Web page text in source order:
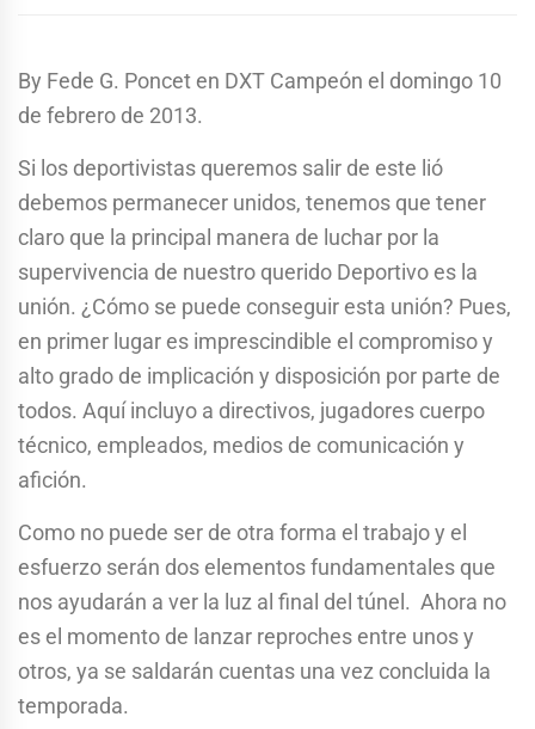
By Fede G. Poncet en DXT Campeón el domingo 10
de febrero de 2013.
Si los deportivistas queremos salir de este lió
debemos permanecer unidos, tenemos que tener
claro que la principal manera de luchar por la
supervivencia de nuestro querido Deportivo es la
unión. ¿Cómo se puede conseguir esta unión? Pues,
en primer lugar es imprescindible el compromiso y
alto grado de implicación y disposición por parte de
todos. Aquí incluyo a directivos, jugadores cuerpo
técnico, empleados, medios de comunicación y
afición.
Como no puede ser de otra forma el trabajo y el
esfuerzo serán dos elementos fundamentales que
nos ayudarán a ver la luz al final del túnel. Ahora no
es el momento de lanzar reproches entre unos y
otros, ya se saldarán cuentas una vez concluida la
temporada.